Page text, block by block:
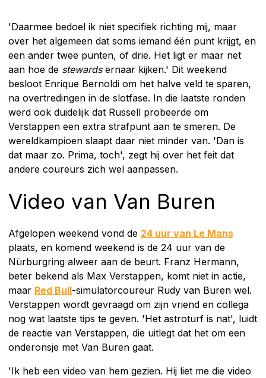
'Daarmee bedoel ik niet specifiek richting mij, maar
over het algemeen dat soms iemand één punt krijgt, en
een ander twee punten, of drie. Het ligt er maar net
aan hoe de stewardsernaar kijken.' Dit weekend
besloot Enrique Bernoldi om het halve veld te sparen,
na overtredingen in de slotfase. In die laatste ronden
werd ook duidelijk dat Russell probeerde om
Verstappen een extra strafpunt aan te smeren. De
wereldkampioen slaapt daar niet minder van. 'Dan is
dat maar zo. Prima, toch', zegt hij over het feit dat
andere coureurs zich wel aanpassen.
Video van Van Buren
Afgelopen weekend vond de 24 uur van Le Mans
plaats, en komend weekend is de 24 uur van de
Nürburgring alweer aan de beurt. Franz Hermann,
beter bekend als Max Verstappen, komt niet in actie,
maar Red Bull-simulatorcoureur Rudy van Buren wel.
Verstappen wordt gevraagd om zijn vriend en collega
nog wat laatste tips te geven. 'Het astroturf is nat', luidt
de reactie van Verstappen, die uitlegt dat het om een
onderonsje met Van Buren gaat.
'Ik heb een video van hem gezien. Hij liet me die video